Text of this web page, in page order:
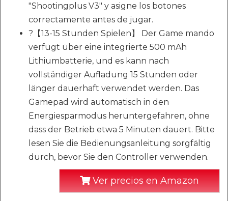
"Shootingplus V3" y asigne los botones
correctamente antes de jugar.
?【13-15 Stunden Spielen】 Der Game mando
verfügt über eine integrierte 500 mAh
Lithiumbatterie, und es kann nach
vollständiger Aufladung 15 Stunden oder
länger dauerhaft verwendet werden. Das
Gamepad wird automatisch in den
Energiesparmodus heruntergefahren, ohne
dass der Betrieb etwa 5 Minuten dauert. Bitte
lesen Sie die Bedienungsanleitung sorgfältig
durch, bevor Sie den Controller verwenden.
Ver precios en Amazon